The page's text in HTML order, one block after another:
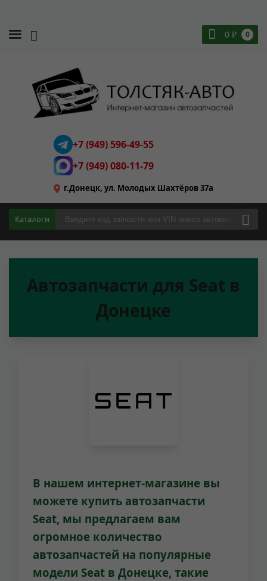
0 ₽ 0
+7 (949) 596-49-55
+7 (949) 080-11-79
г.Донецк, ул. Молодых Шахтёров 37а
Каталоги
Автозапчасти для Seat в
Донецке
В нашем интернет-магазине вы
можете купить автозапчасти
Seat, мы предлагаем вам
огромное количество
автозапчастей на популярные
модели Seat в Донецке, такие